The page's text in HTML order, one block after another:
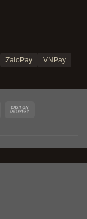
ZaloPay
VNPay